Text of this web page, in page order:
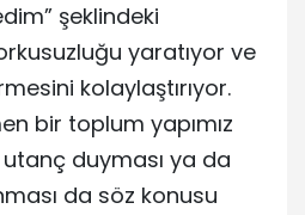
şeklindeki
yaratıyor ve
kolaylaştırıyor.
bir toplum yapımız
duyması ya da
da söz konusu